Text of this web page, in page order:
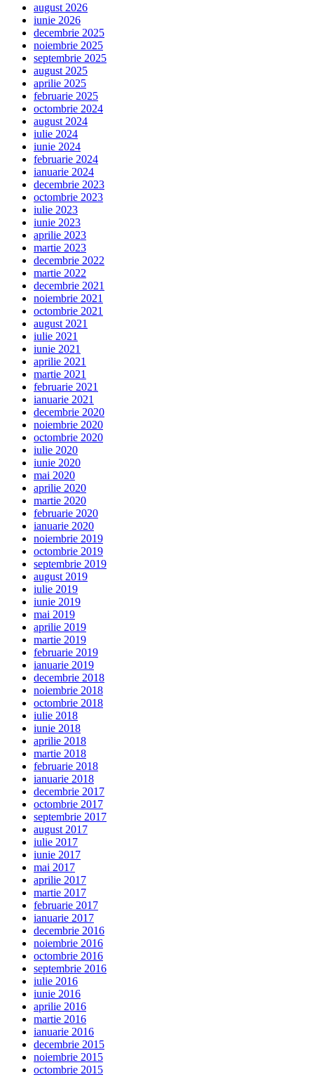
august 2026
iunie 2026
decembrie 2025
noiembrie 2025
septembrie 2025
august 2025
aprilie 2025
februarie 2025
octombrie 2024
august 2024
iulie 2024
iunie 2024
februarie 2024
ianuarie 2024
decembrie 2023
octombrie 2023
iulie 2023
iunie 2023
aprilie 2023
martie 2023
decembrie 2022
martie 2022
decembrie 2021
noiembrie 2021
octombrie 2021
august 2021
iulie 2021
iunie 2021
aprilie 2021
martie 2021
februarie 2021
ianuarie 2021
decembrie 2020
noiembrie 2020
octombrie 2020
iulie 2020
iunie 2020
mai 2020
aprilie 2020
martie 2020
februarie 2020
ianuarie 2020
noiembrie 2019
octombrie 2019
septembrie 2019
august 2019
iulie 2019
iunie 2019
mai 2019
aprilie 2019
martie 2019
februarie 2019
ianuarie 2019
decembrie 2018
noiembrie 2018
octombrie 2018
iulie 2018
iunie 2018
aprilie 2018
martie 2018
februarie 2018
ianuarie 2018
decembrie 2017
octombrie 2017
septembrie 2017
august 2017
iulie 2017
iunie 2017
mai 2017
aprilie 2017
martie 2017
februarie 2017
ianuarie 2017
decembrie 2016
noiembrie 2016
octombrie 2016
septembrie 2016
iulie 2016
iunie 2016
aprilie 2016
martie 2016
ianuarie 2016
decembrie 2015
noiembrie 2015
octombrie 2015